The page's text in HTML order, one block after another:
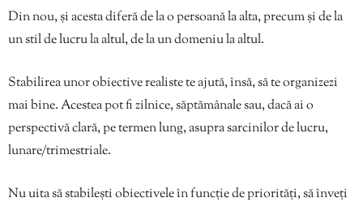
Din nou, și acesta diferă de la o persoană la alta, precum și de la
un stil de lucru la altul, de la un domeniu la altul.
Stabilirea unor obiective realiste te ajută, însă, să te organizezi
mai bine. Acestea pot fi zilnice, săptămânale sau, dacă ai o
perspectivă clară, pe termen lung, asupra sarcinilor de lucru,
lunare/trimestriale.
Nu uita să stabilești obiectivele în funcție de priorități, să înveți